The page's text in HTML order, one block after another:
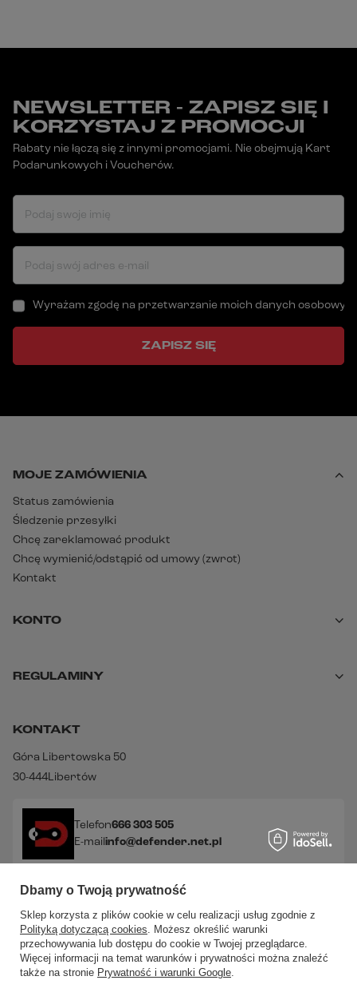
NEWSLETTER - ZAPISZ SIĘ I
KORZYSTAJ Z PROMOCJI
Rabaty nie łączą się z innymi promocjami. Nie obejmują Kart
Podarunkowych i Voucherów.
Podaj swoje imię
Podaj swój adres e-mail
Wyrażam zgodę na przetwarzanie moich danych
ZAPISZ SIĘ
MOJE ZAMÓWIENIA
Status zamówienia
Śledzenie przesyłki
Chcę zareklamować produkt
Chcę wymienić/odstąpić od umowy (zwrot)
Kontakt
KONTO
REGULAMINY
KONTAKT
Góra Libertowska 50
30-444Libertów
Telefon666 303 505
E-mailinfo@defender.net.pl
Dbamy o Twoją prywatność
Sklep korzysta z plików cookie w celu realizacji usług zgodnie z
Polityką dotyczącą cookies. Możesz określić warunki
przechowywania lub dostępu do cookie w Twojej przeglądarce.
Więcej informacji na temat warunków i prywatności można znaleźć
także na stronie Prywatność i warunki Google.